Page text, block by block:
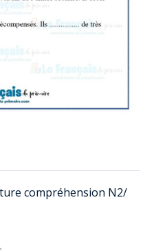
compréhension N2/